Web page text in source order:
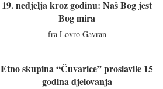
19. nedjelja kroz godinu: Naš Bog jest
Bog mira
fra Lovro Gavran
Etno skupina “Čuvarice” proslavile 15
godina djelovanja